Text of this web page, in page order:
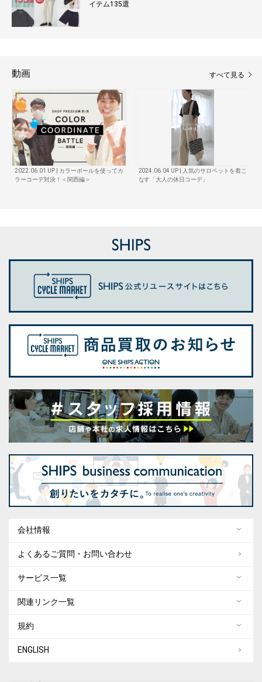
イテム135選
動画 すべて見る
2022.06.01 UP | カラーボールを使ってカ
ラーコーデ対決！＜関西編＞
2024.06.04 UP | 人気のサロペットを着こ
なす「大人の休日コーデ」
会社情報
よくあるご質問・お問い合わせ
サービス一覧
関連リンク一覧
規約
ENGLISH